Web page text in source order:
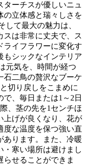
ターチスが優しいニュ
の立体感と瑞々しさを
して最大の魅力は、
スは非常に丈夫で、ス
ライフラワーに変化す
もシックなインテリア
元気を、時間が経つ
石二鳥の贅沢なブーケ
切り戻しをこまめに
、毎日または1～2日
、茎の先を1センチほ
上げが良くなり、花が
度な温度を保つ強い直
あります。また、冷暖
・寒い場所は避けまし
らせることができま